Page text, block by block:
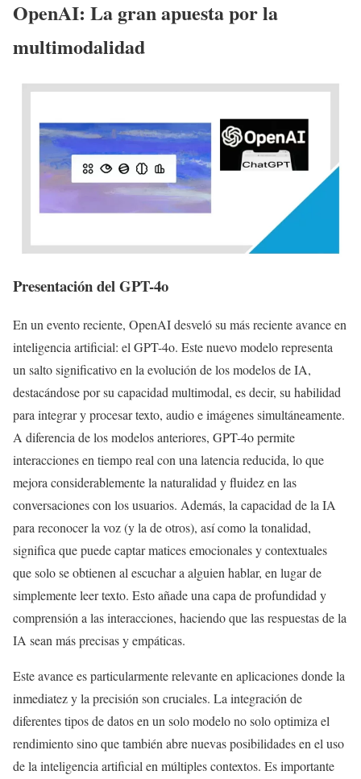
OpenAI: La gran apuesta por la
multimodalidad
Presentación del GPT-4o
En un evento reciente, OpenAI desveló su más reciente avance en
inteligencia artificial: el GPT-4o. Este nuevo modelo representa
un salto significativo en la evolución de los modelos de IA,
destacándose por su capacidad multimodal, es decir, su habilidad
para integrar y procesar texto, audio e imágenes simultáneamente.
A diferencia de los modelos anteriores, GPT-4o permite
interacciones en tiempo real con una latencia reducida, lo que
mejora considerablemente la naturalidad y fluidez en las
conversaciones con los usuarios. Además, la capacidad de la IA
para reconocer la voz (y la de otros), así como la tonalidad,
significa que puede captar matices emocionales y contextuales
que solo se obtienen al escuchar a alguien hablar, en lugar de
simplemente leer texto. Esto añade una capa de profundidad y
comprensión a las interacciones, haciendo que las respuestas de la
IA sean más precisas y empáticas.
Este avance es particularmente relevante en aplicaciones donde la
inmediatez y la precisión son cruciales. La integración de
diferentes tipos de datos en un solo modelo no solo optimiza el
rendimiento sino que también abre nuevas posibilidades en el uso
de la inteligencia artificial en múltiples contextos. Es importante